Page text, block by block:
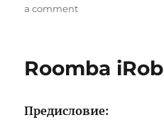
on
a commenton
Fallen
Roomba
Предисловие: